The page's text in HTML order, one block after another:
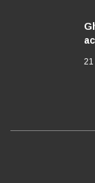
21